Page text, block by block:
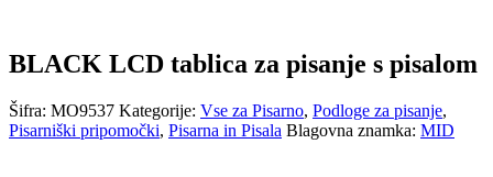
BLACK LCD tablica za pisanje s pisalom
Šifra: MO9537 Kategorije: Vse za Pisarno, Podloge za pisanje,
Pisarniški pripomočki, Pisarna in Pisala Blagovna znamka: MID